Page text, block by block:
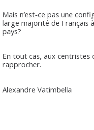
Mais n’est-ce pas une
large majorité de Français
pays?
En tout cas, aux centristes
rapprocher.
Alexandre Vatimbella